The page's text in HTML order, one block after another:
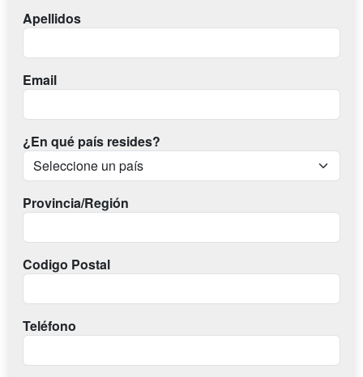
Apellidos
Email
¿En qué país resides?
Provincia/Región
Codigo Postal
Teléfono